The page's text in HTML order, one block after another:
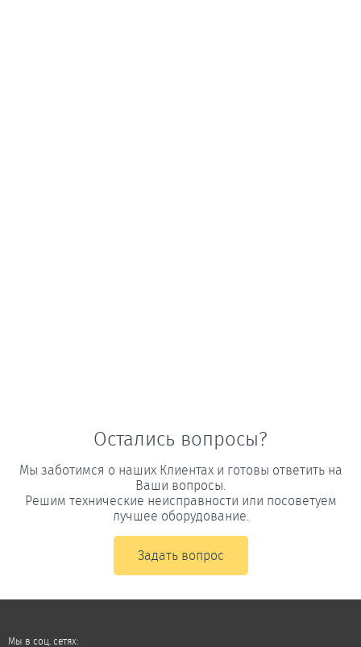
Остались вопросы?
Мы заботимся о наших Клиентах и готовы ответить на
Ваши вопросы.
Решим технические неисправности или посоветуем
лучшее оборудование.
Задать вопрос
Мы в соц. сетях: